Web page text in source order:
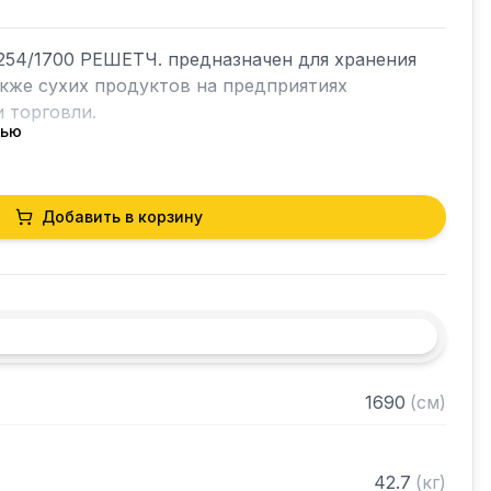
1700 РЕШЕТЧ. предназначен для хранения
сухих продуктов на предприятиях
торговли.
разборный
нержавеющей стали марки AISI 430 толщиной
регулируемое с шагом 120 мм
разобранном виде
Добавить в корзину
1690 (см)
42.7 (кг)